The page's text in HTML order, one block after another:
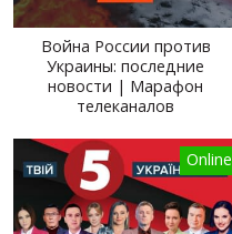
Война России против
Украины: последние
новости | Марафон
телеканалов
Online